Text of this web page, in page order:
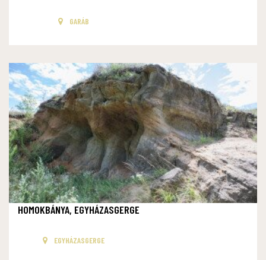
GARÁB
HOMOKBÁNYA, EGYHÁZASGERGE
EGYHÁZASGERGE